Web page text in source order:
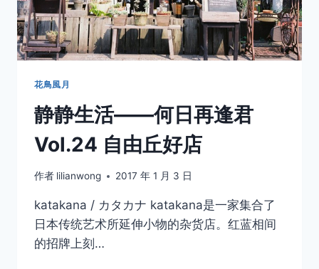
祥
寺
花鳥風月
静静生活——何日再逢君
Vol.24 自由丘好店
作者 lilianwong 2017 年 1 月 3 日
katakana / カタカナ katakana是一家集合了
日本传统艺术所延伸小物的杂货店。红蓝相间
的招牌上刻…